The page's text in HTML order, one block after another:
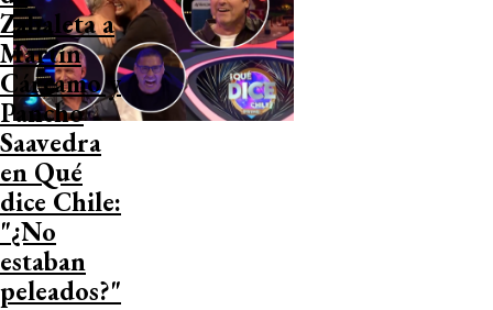
Zabaleta a
Martín
Cárcamo y
Pancho
Saavedra
en Qué
dice Chile:
"¿No
estaban
peleados?"